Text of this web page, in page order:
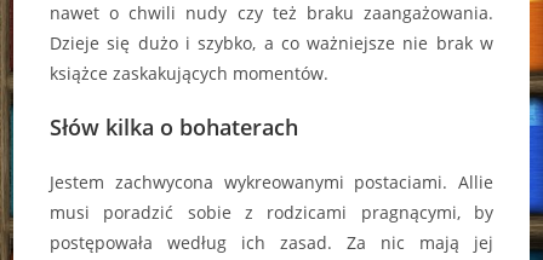
nawet o chwili nudy czy też braku zaangażowania.
Dzieje się dużo i szybko, a co ważniejsze nie brak w
książce zaskakujących momentów.
Słów kilka o bohaterach
Jestem zachwycona wykreowanymi postaciami. Allie
musi poradzić sobie z rodzicami pragnącymi, by
postępowała według ich zasad. Za nic mają jej